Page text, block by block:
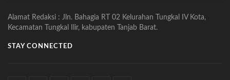
Alamat Redaksi : Jln. Bahagia RT 02 Kelurahan Tungkal IV Kota,
Kecamatan Tungkal Ilir, kabupaten Tanjab Barat.
STAY CONNECTED